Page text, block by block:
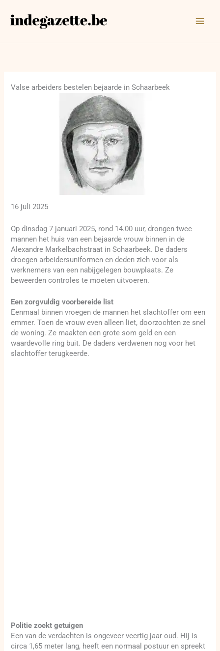
naar
Valse arbeiders bestelen bejaarde in Schaarbeek
16 juli 2025
Op dinsdag 7 januari 2025, rond 14.00 uur, drongen twee
mannen het huis van een bejaarde vrouw binnen in de
Alexandre Markelbachstraat in Schaarbeek. De daders
droegen arbeidersuniformen en deden zich voor als
werknemers van een nabijgelegen bouwplaats. Ze
beweerden controles te moeten uitvoeren.
Een zorgvuldig voorbereide list
Eenmaal binnen vroegen de mannen het slachtoffer om een
emmer. Toen de vrouw even alleen liet, doorzochten ze snel
de woning. Ze maakten een grote som geld en een
waardevolle ring buit. De daders verdwenen nog voor het
slachtoffer terugkeerde.
Politie zoekt getuigen
Een van de verdachten is ongeveer veertig jaar oud. Hij is
circa 1,65 meter lang, heeft een normaal postuur en spreekt